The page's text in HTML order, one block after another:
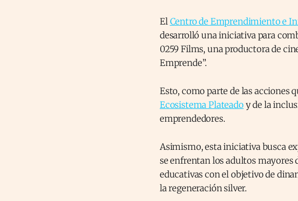
ElCentro de Emprendimiento e
desarrolló una iniciativa para
0259 Films, una productora de
Emprende”.
Esto, como parte de las acciones
Ecosistema Plateadoy de la
emprendedores.
Asimismo, esta iniciativa busca
se enfrentan los adultos mayores
educativas con el objetivo de
la regeneración silver.